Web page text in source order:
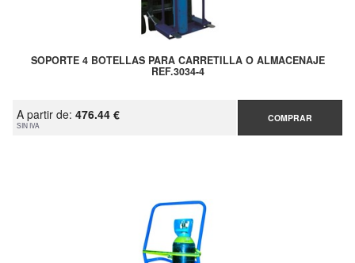
SOPORTE 4 BOTELLAS PARA CARRETILLA O ALMACENAJE
REF.3034-4
A partir de: 476.44 €
SIN IVA
COMPRAR